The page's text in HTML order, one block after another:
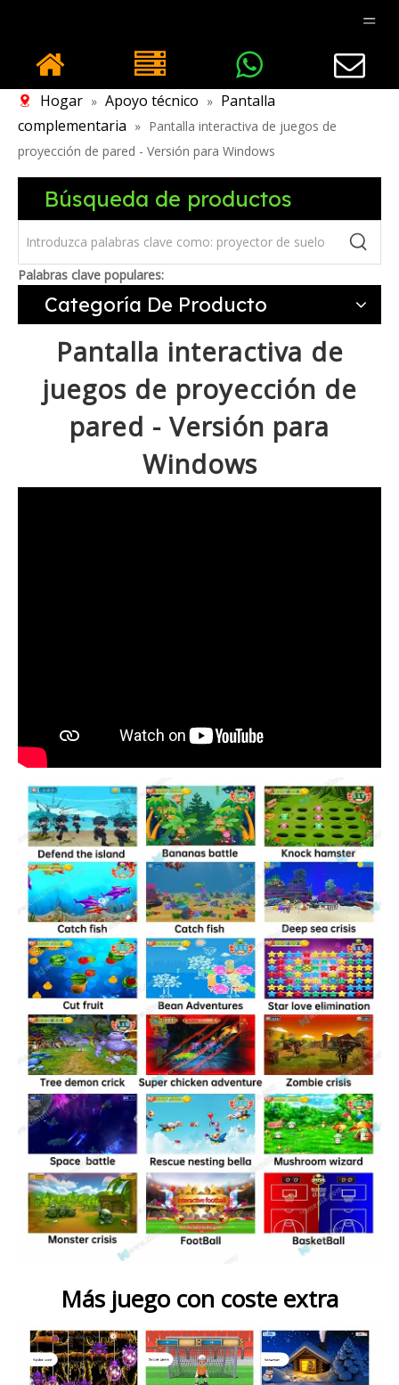
Hogar » Apoyo técnico » Pantalla
complementaria » Pantalla interactiva de juegos de
proyección de pared - Versión para Windows
Búsqueda de productos
Palabras clave populares:
Categoría De Producto
Pantalla interactiva de
juegos de proyección de
pared - Versión para
Windows
Más juego con coste extra